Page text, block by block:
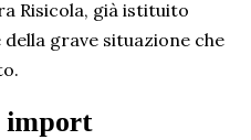
Risicola, già istituito
grave situazione che
import